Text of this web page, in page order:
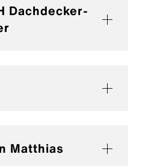
Dachdecker-
Matthias